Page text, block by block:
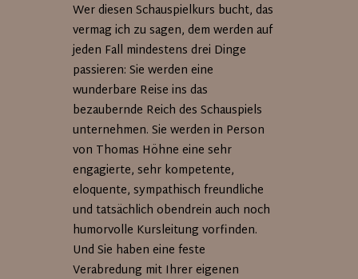
Wer diesen Schauspielkurs bucht, das
vermag ich zu sagen, dem werden auf
jeden Fall mindestens drei Dinge
passieren: Sie werden eine
wunderbare Reise ins das
bezaubernde Reich des Schauspiels
unternehmen. Sie werden in Person
von Thomas Höhne eine sehr
engagierte, sehr kompetente,
eloquente, sympathisch freundliche
und tatsächlich obendrein auch noch
humorvolle Kursleitung vorfinden.
Und Sie haben eine feste
Verabredung mit Ihrer eigenen